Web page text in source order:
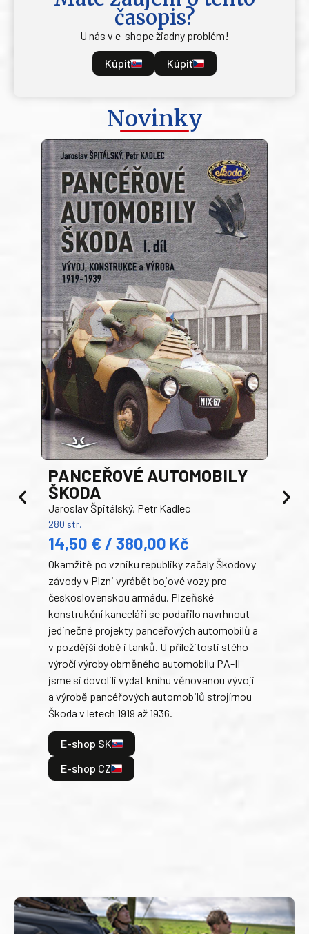
časopis?
U nás v e-shope žiadny problém!
Kúpiť Kúpiť
Novinky
PANCEŘOVÉ AUTOMOBILY
ŠKODA
Jaroslav Špitálský, Petr Kadlec
280 str.
14,50 € / 380,00 Kč
Okamžitě po vzniku republiky začaly Škodovy
závody v Plzni vyrábět bojové vozy pro
československou armádu. Plzeňské
konstrukční kanceláři se podařilo navrhnout
jedinečné projekty pancéřových automobilů a
v pozdější době i tanků. U příležitosti stého
výročí výroby obrněného automobilu PA-II
jsme si dovolili vydat knihu věnovanou vývoji
a výrobě pancéřových automobilů strojírnou
Škoda v letech 1919 až 1936.
E-shop SK
E-shop CZ